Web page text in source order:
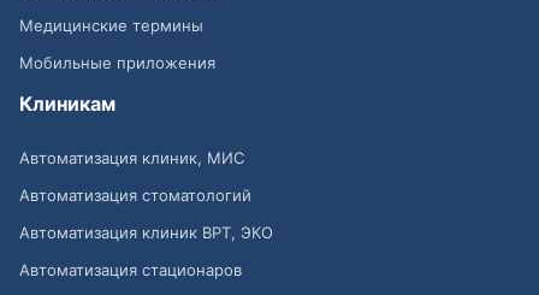
Медицинские термины
Мобильные приложения
Клиникам
Автоматизация клиник, МИС
Автоматизация стоматологий
Автоматизация клиник ВРТ, ЭКО
Автоматизация стационаров